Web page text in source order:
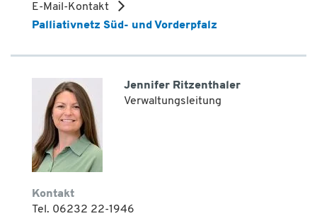
E-Mail-Kontakt
Palliativnetz Süd- und Vorderpfalz
Jennifer Ritzenthaler
Verwaltungsleitung
Kontakt
Tel. 06232 22-1946